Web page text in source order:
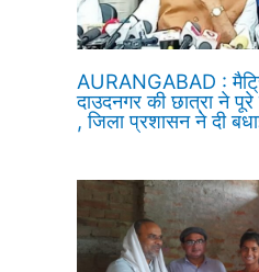
AURANGABAD :
दाउदनगर की छात्रा ने
, जिला प्रशासन ने दी